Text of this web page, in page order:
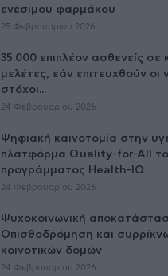
ενέσιμου φαρμάκου
25 Φεβρουαρίου 2026
35.000 επιπλέον ασθενείς σε
μελέτες, εάν επιτευχθούν οι
στόχοι...
24 Φεβρουαρίου 2026
Ψηφιακή καινοτομία στην
πλατφόρμα Quality-for-All
προγράμματος Health-IQ
24 Φεβρουαρίου 2026
Ψυχοκοινωνική
Οπισθοδρόμηση και
κοινοτικών δομών
24 Φεβρουαρίου 2026